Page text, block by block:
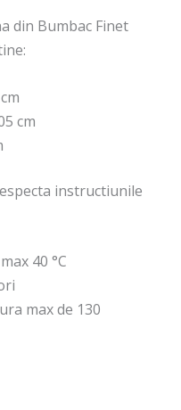
din Bumbac Finet
cm
instructiunile
40 °C
max de 130